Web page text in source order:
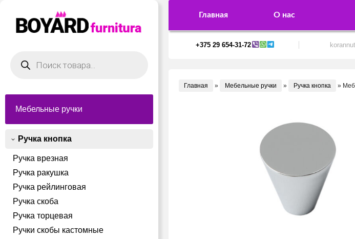
товаров
Мебельные ручки
Ручка кнопка
Ручка врезная
Ручка ракушка
Ручка рейлинговая
Ручка скоба
Ручка торцевая
Ручки скобы кастомные
Главная О нас
+375 29 654-31-72
Главная » Мебельные ручки » Ручка кнопка »